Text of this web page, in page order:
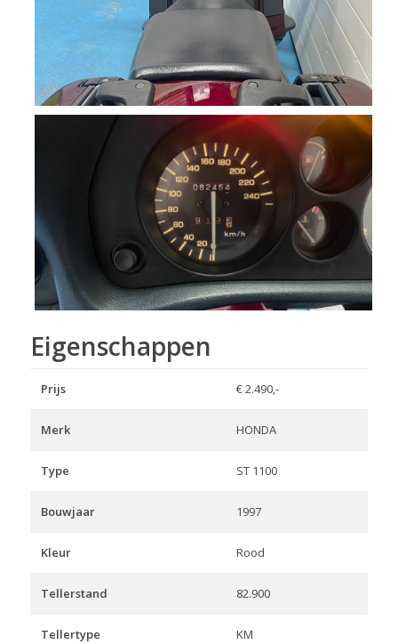
Eigenschappen
Prijs € 2.490,-
Merk HONDA
Type ST 1100
Bouwjaar 1997
Kleur Rood
Tellerstand 82.900
Tellertype KM